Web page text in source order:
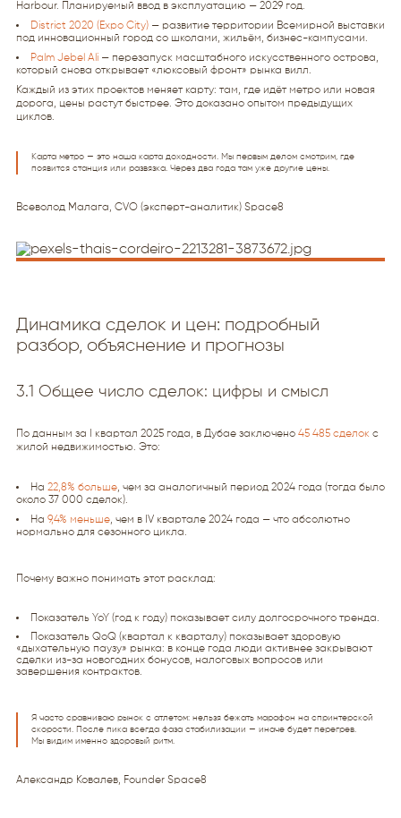
Harbour. Планируемый ввод в эксплуатацию — 2029 год.
District 2020 (Expo City) — развитие территории Всемирной выставки
под инновационный город со школами, жильём, бизнес-кампусами.
Palm Jebel Ali — перезапуск масштабного искусственного острова,
который снова открывает «люксовый фронт» рынка вилл.
Каждый из этих проектов меняет карту: там, где идёт метро или новая
дорога, цены растут быстрее. Это доказано опытом предыдущих
циклов.
Карта метро — это наша карта доходности. Мы первым делом смотрим, где
появится станция или развязка. Через два года там уже другие цены.
Всеволод Малага, CVO (эксперт-аналитик) Space8
Динамика сделок и цен: подробный
разбор, объяснение и прогнозы
3.1 Общее число сделок: цифры и смысл
По данным за I квартал 2025 года, в Дубае заключено 45 485 сделок с
жилой недвижимостью. Это:
На 22,8% больше, чем за аналогичный период 2024 года (тогда было
около 37 000 сделок).
На 9,4% меньше, чем в IV квартале 2024 года — что абсолютно
нормально для сезонного цикла.
Почему важно понимать этот расклад:
Показатель YoY (год к году) показывает силу долгосрочного тренда.
Показатель QoQ (квартал к кварталу) показывает здоровую
«дыхательную паузу» рынка: в конце года люди активнее закрывают
сделки из-за новогодних бонусов, налоговых вопросов или
завершения контрактов.
Я часто сравниваю рынок с атлетом: нельзя бежать марафон на спринтерской
скорости. После пика всегда фаза стабилизации — иначе будет перегрев.
Мы видим именно здоровый ритм.
Александр Ковалев, Founder Space8